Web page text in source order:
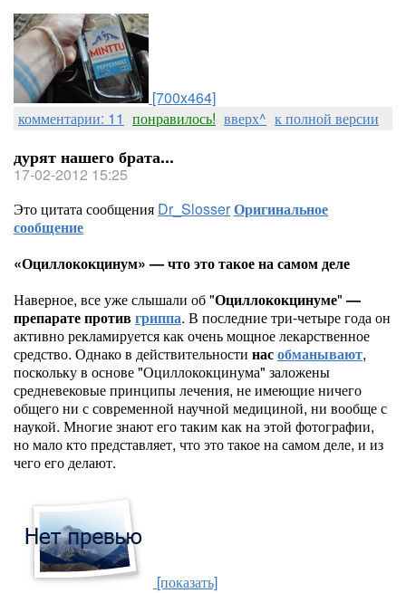
[700x464]
комментарии: 11 понравилось! вверх^ к полной версии
дурят нашего брата...
17-02-2012 15:25
Это цитата сообщения Dr_SlosserОригинальное
сообщение
«Оциллококцинум» — что это такое на самом деле
Наверное, все уже слышали об "Оциллококцинуме"—
препарате противгриппа. В последние три-четыре года он
активно рекламируется как очень мощное лекарственное
средство. Однако в действительности насобманывают,
поскольку в основе "Оциллококцинума" заложены
средневековые принципы лечения, не имеющие ничего
общего ни с современной научной медициной, ни вообще с
наукой. Многие знают его таким как на этой фотографии,
но мало кто представляет, что это такое на самом деле, и из
чего его делают.
[показать]